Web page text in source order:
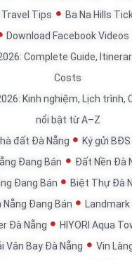
Travel Tips
Ba Na Hills
Download Facebook Videos
Complete Guide,
Costs
Kinh nghiệm, Lịch trình,
nổi bật từ A–Z
đất Đà Nẵng
Ký gửi
Đang Bán
Đất Nền Đà
Đang Bán
Biệt Thự Đà
Đang Bán
Đà Nẵng
HIYORI Aqua
Vân Bay Đà Nẵng
Vin